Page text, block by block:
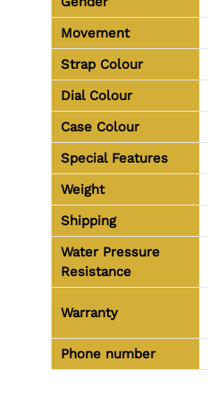
Movement
Strap Colour
Dial Colour
Case Colour
Special Features
Weight
Shipping
Water Pressure
Resistance
Warranty
Phone number